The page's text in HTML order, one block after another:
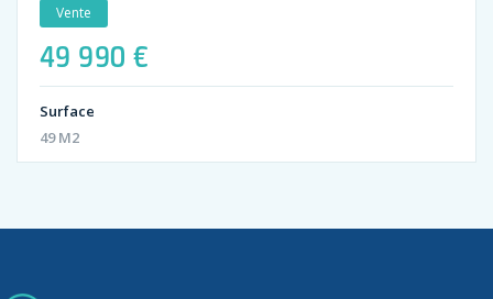
Vente
49 990 €
Surface
49 M2